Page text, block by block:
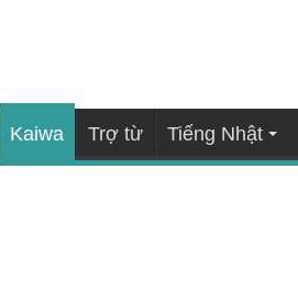
Kaiwa Trợ từ Tiếng Nhật